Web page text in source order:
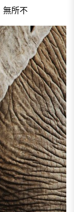
無所不